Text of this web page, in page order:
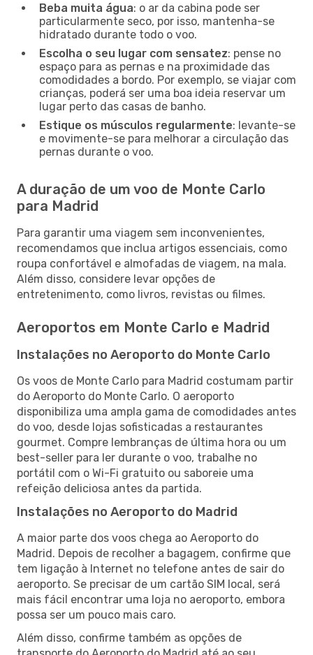
Beba muita água: o ar da cabina pode ser
particularmente seco, por isso, mantenha-se
hidratado durante todo o voo.
Escolha o seu lugar com sensatez: pense no
espaço para as pernas e na proximidade das
comodidades a bordo. Por exemplo, se viajar com
crianças, poderá ser uma boa ideia reservar um
lugar perto das casas de banho.
Estique os músculos regularmente: levante-se
e movimente-se para melhorar a circulação das
pernas durante o voo.
A duração de um voo de Monte Carlo
para Madrid
Para garantir uma viagem sem inconvenientes,
recomendamos que inclua artigos essenciais, como
roupa confortável e almofadas de viagem, na mala.
Além disso, considere levar opções de
entretenimento, como livros, revistas ou filmes.
Aeroportos em Monte Carlo e Madrid
Instalações no Aeroporto do Monte Carlo
Os voos de Monte Carlo para Madrid costumam partir
do Aeroporto do Monte Carlo. O aeroporto
disponibiliza uma ampla gama de comodidades antes
do voo, desde lojas sofisticadas a restaurantes
gourmet. Compre lembranças de última hora ou um
best-seller para ler durante o voo, trabalhe no
portátil com o Wi-Fi gratuito ou saboreie uma
refeição deliciosa antes da partida.
Instalações no Aeroporto do Madrid
A maior parte dos voos chega ao Aeroporto do
Madrid. Depois de recolher a bagagem, confirme que
tem ligação à Internet no telefone antes de sair do
aeroporto. Se precisar de um cartão SIM local, será
mais fácil encontrar uma loja no aeroporto, embora
possa ser um pouco mais caro.
Além disso, confirme também as opções de